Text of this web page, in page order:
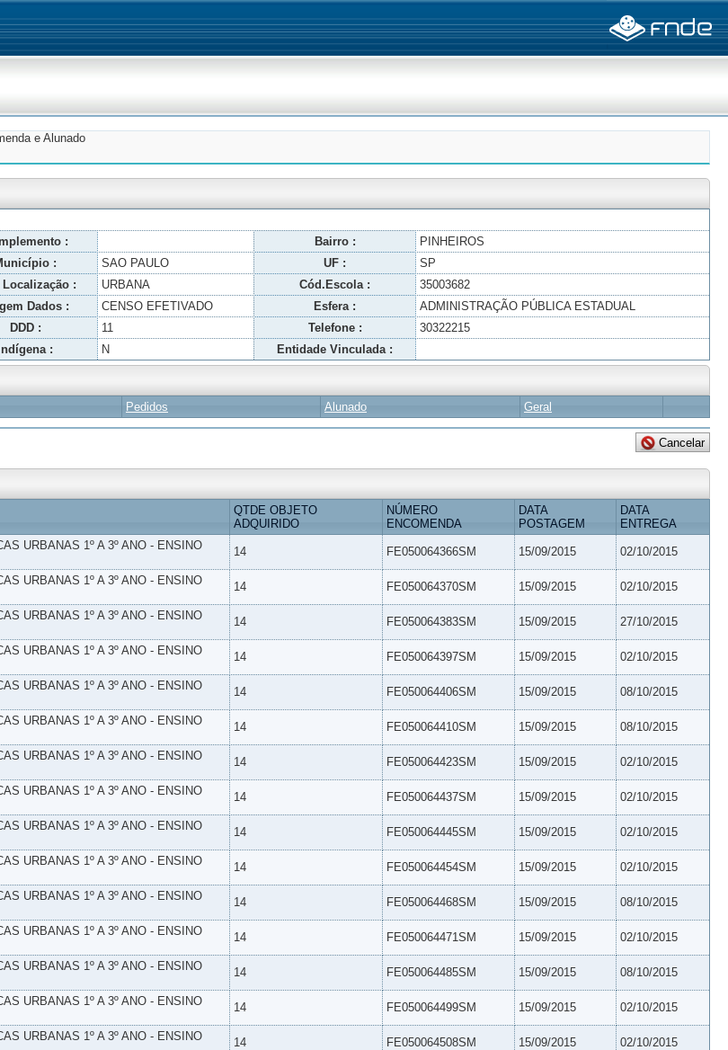
e Alunado
: Bairro :
PINHEIROS
: SAO PAULO UF :
SP
: URBANA Cód.Escola :
35003682
Dados : CENSO EFETIVADO Esfera :
ADMINISTRAÇÃO PÚBLICA ESTADUAL
DDD : 11 Telefone :
30322215
Indígena : N Entidade Vinculada :
Pedidos Alunado Geral
QTDE OBJETO
ADQUIRIDO
NÚMERO
ENCOMENDA
DATA
POSTAGEM
DATA
ENTREGA
URBANAS 1º A 3º ANO - ENSINO
14 FE050064366SM 15/09/2015 02/10/2015
URBANAS 1º A 3º ANO - ENSINO
14 FE050064370SM 15/09/2015 02/10/2015
URBANAS 1º A 3º ANO - ENSINO
14 FE050064383SM 15/09/2015 27/10/2015
URBANAS 1º A 3º ANO - ENSINO
14 FE050064397SM 15/09/2015 02/10/2015
URBANAS 1º A 3º ANO - ENSINO
14 FE050064406SM 15/09/2015 08/10/2015
URBANAS 1º A 3º ANO - ENSINO
14 FE050064410SM 15/09/2015 08/10/2015
URBANAS 1º A 3º ANO - ENSINO
14 FE050064423SM 15/09/2015 02/10/2015
URBANAS 1º A 3º ANO - ENSINO
14 FE050064437SM 15/09/2015 02/10/2015
URBANAS 1º A 3º ANO - ENSINO
14 FE050064445SM 15/09/2015 02/10/2015
URBANAS 1º A 3º ANO - ENSINO
14 FE050064454SM 15/09/2015 02/10/2015
URBANAS 1º A 3º ANO - ENSINO
14 FE050064468SM 15/09/2015 08/10/2015
URBANAS 1º A 3º ANO - ENSINO
14 FE050064471SM 15/09/2015 02/10/2015
URBANAS 1º A 3º ANO - ENSINO
14 FE050064485SM 15/09/2015 08/10/2015
URBANAS 1º A 3º ANO - ENSINO
14 FE050064499SM 15/09/2015 02/10/2015
URBANAS 1º A 3º ANO - ENSINO
14 FE050064508SM 15/09/2015 02/10/2015